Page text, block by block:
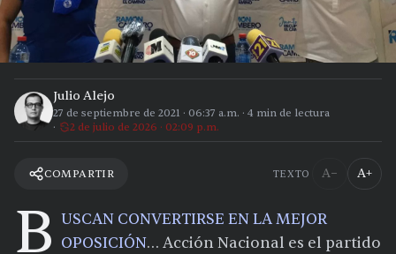
Julio Alejo
27 de septiembre de 2021 · 06:37 a.m. · 4 min de lectura
2 de julio de 2026 · 02:09 p.m.
COMPARTIR TEXTO A− A+
B USCAN CONVERTIRSE EN LA MEJOR
OPOSICIÓN… Acción Nacional es el partido